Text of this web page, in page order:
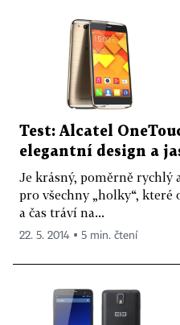
Test: Alcatel
elegantní design a
Je krásný, poměrně rychlý
pro všechny „holky“, které
a čas tráví na...
22. 5. 2014 ▪ 5 min. čtení